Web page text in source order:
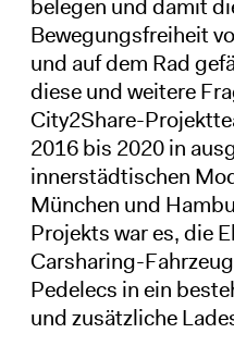
belegen und damit
Bewegungsfreiheit
und auf dem Rad
diese und weitere
City2Share-
2016 bis 2020 in
innerstädtischen
München und
Projekts war es, die
Carsharing-
Pedelecs in ein
und zusätzliche